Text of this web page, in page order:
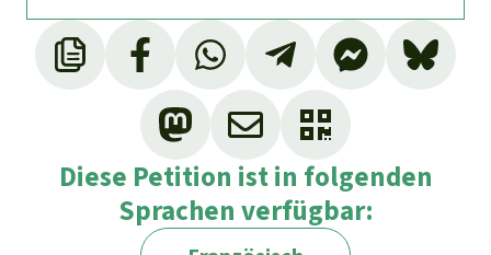
Diese Petition ist in folgenden
Sprachen verfügbar: